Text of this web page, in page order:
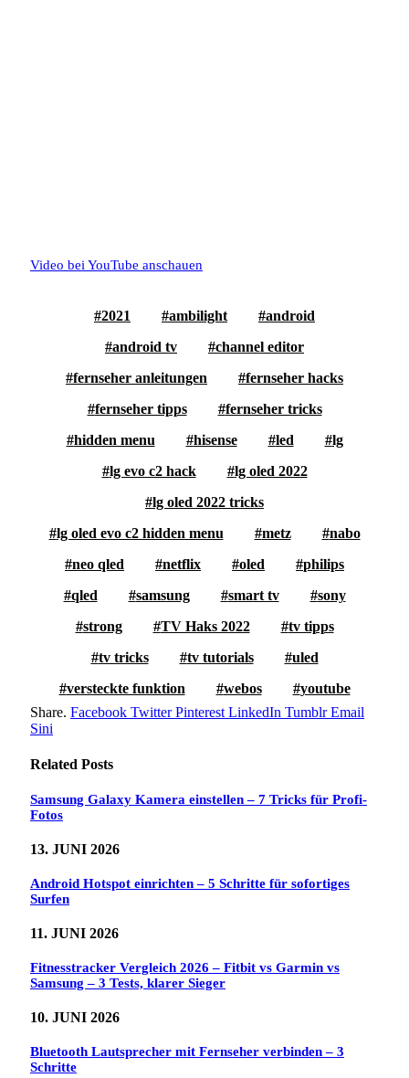
Video bei YouTube anschauen
2021 ambilight
android
android tv
channel editor
fernseher anleitungen
fernseher hacks
fernseher tipps
fernseher tricks
hidden menu
hisense led
lg
lg evo c2 hack
lg oled 2022
lg oled 2022 tricks
lg oled evo c2 hidden menu
metz
nabo
neo qled
netflix oled
philips
qled
samsung smart tv
sony
strong
TV Haks 2022
tv tipps
tv tricks
tv tutorials
uled
versteckte funktion
webos
youtube
Share. Facebook Twitter Pinterest LinkedIn Tumblr Email
Sini
Related Posts
Samsung Galaxy Kamera einstellen – 7 Tricks für Profi-
Fotos
13. JUNI 2026
Android Hotspot einrichten – 5 Schritte für sofortiges
Surfen
11. JUNI 2026
Fitnesstracker Vergleich 2026 – Fitbit vs Garmin vs
Samsung – 3 Tests, klarer Sieger
10. JUNI 2026
Bluetooth Lautsprecher mit Fernseher verbinden – 3
Schritte